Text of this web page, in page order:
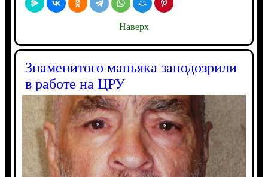
Наверх
Знаменитого маньяка заподозрили
в работе на ЦРУ